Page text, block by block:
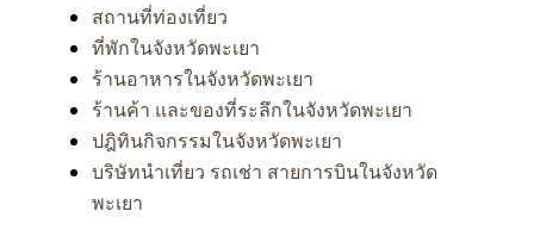
สถานที่ท่องเที่ยว
ที่พักในจังหวัดพะเยา
ร้านอาหารในจังหวัดพะเยา
ร้านค้า และของที่ระลึกในจังหวัดพะเยา
ปฎิทินกิจกรรมในจังหวัดพะเยา
บริษัทนำเที่ยว รถเช่า สายการบินในจังหวัด
พะเยา